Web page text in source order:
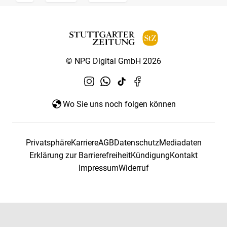
© NPG Digital GmbH 2026
Wo Sie uns noch folgen können
PrivatsphäreKarriereAGBDatenschutzMediadaten
Erklärung zur BarrierefreiheitKündigungKontakt
ImpressumWiderruf